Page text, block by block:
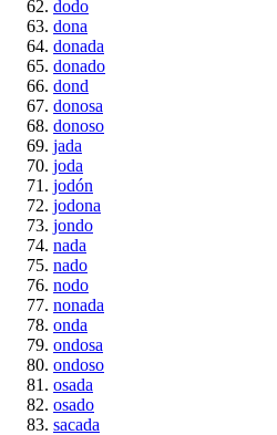
dodo
dona
donada
donado
dond
donosa
donoso
jada
joda
jodón
jodona
jondo
nada
nado
nodo
nonada
onda
ondosa
ondoso
osada
osado
sacada